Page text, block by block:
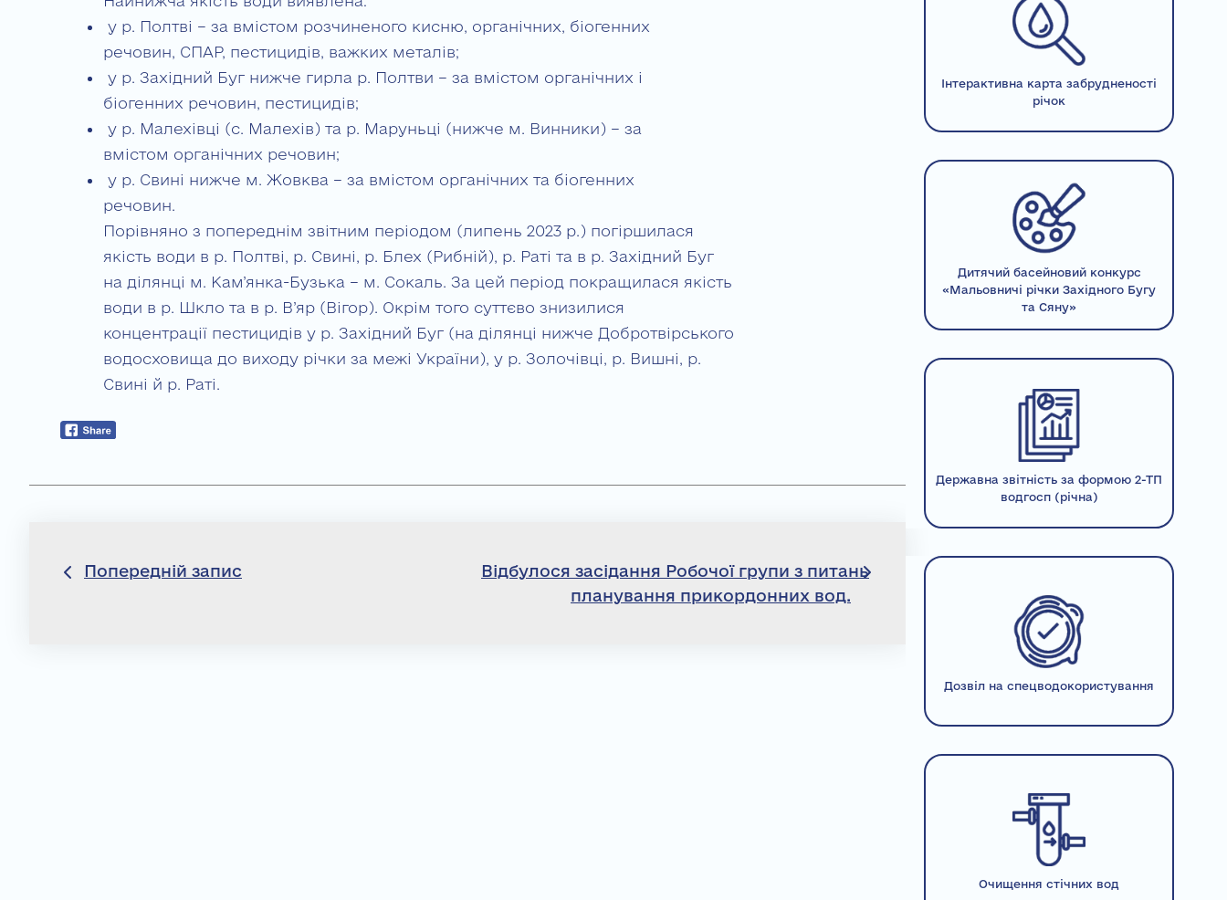
у р. Полтві – за вмістом розчиненого кисню, органічних, біогенних
речовин, СПАР, пестицидів, важких металів;
у р. Західний Буг нижче гирла р. Полтви – за вмістом органічних і
біогенних речовин, пестицидів;
у р. Малехівці (с. Малехів) та р. Маруньці (нижче м. Винники) – за
вмістом органічних речовин;
у р. Свині нижче м. Жовква – за вмістом органічних та біогенних
речовин.
Порівняно з попереднім звітним періодом (липень 2023 р.) погіршилася
якість води в р. Полтві, р. Свині, р. Блех (Рибній), р. Раті та в р. Західний Буг
на ділянці м. Кам’янка-Бузька – м. Сокаль. За цей період покращилася якість
води в р. Шкло та в р. В’яр (Вігор). Окрім того суттєво знизилися
концентрації пестицидів у р. Західний Буг (на ділянці нижче Добротвірського
водосховища до виходу річки за межі України), у р. Золочівці, р. Вишні, р.
Свині й р. Раті.
Навігація
Попередній запис
Відбулося засідання Робочої групи з питань
планування прикордонних вод.
Інтерактивна карта забрудненості
річок
Дитячий басейновий конкурс
«Мальовничі річки Західного Бугу
та Сяну»
Державна звітність за формою 2-ТП
водгосп (річна)
Дозвіл на спецводокористування
Очищення стічних вод